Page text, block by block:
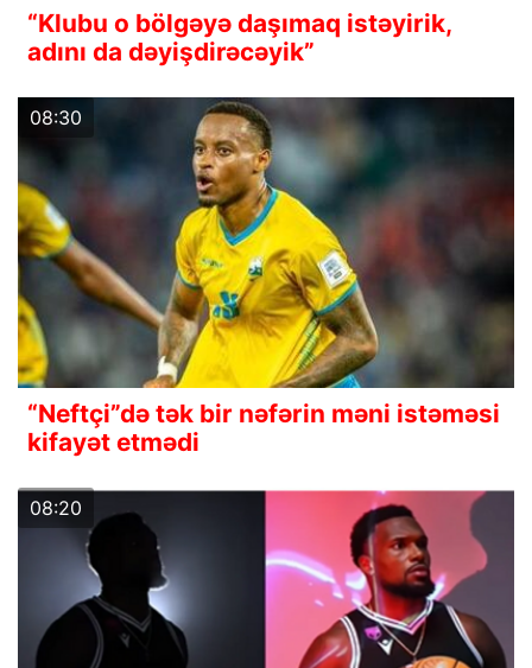
“Klubu o bölgəyə daşımaq istəyirik,
adını da dəyişdirəcəyik”
08:30
“Neftçi”də tək bir nəfərin məni istəməsi
kifayət etmədi
08:20